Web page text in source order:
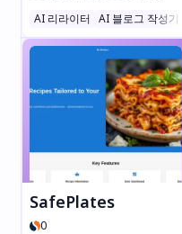
No.1 AI 글쓰기 도구! SEO
최적화된 블로그, 소셜 미디
어 게시물, 이메일 등을 단
몇 분 만에 생성하세요. 100
개 이상의 AI 템플릿 중 선
택하고, AI로 편집하며,
Shopify, WordPress 등에
자동으로 게시할 수 있습니
다. 무료로 체험해보세요—
신용카드 필요 없습니다!
AI 리라이터 AI 블로그 작성기
SafePlates
0